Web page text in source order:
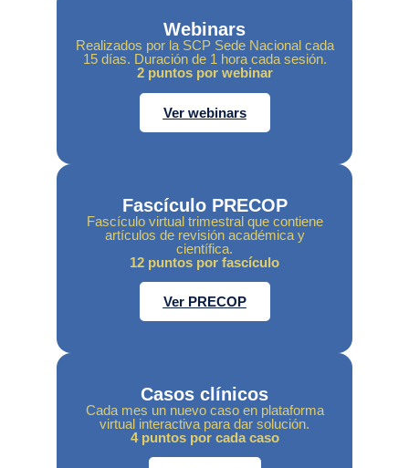
Webinars
Realizados por la SCP Sede Nacional cada
15 días. Duración de 1 hora cada sesión.
2 puntos por webinar
Ver webinars
Fascículo PRECOP
Fascículo virtual trimestral que contiene
artículos de revisión académica y
científica.
12 puntos por fascículo
Ver PRECOP
Casos clínicos
Cada mes un nuevo caso en plataforma
virtual interactiva para dar solución.
4 puntos por cada caso